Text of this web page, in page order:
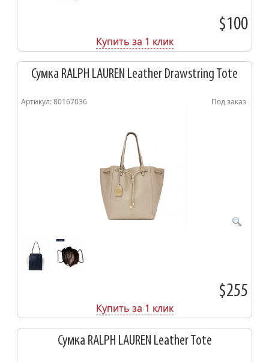
$100
Купить за 1 клик
Сумка RALPH LAUREN Leather Drawstring Tote
Артикул: 80167036 Под заказ
$255
Купить за 1 клик
Сумка RALPH LAUREN Leather Tote